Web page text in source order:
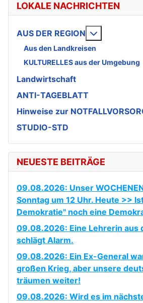
LOKALE NACHRICHTEN
AUS DER REGION
Aus den Landkreisen
KULTURELLES aus der Umgebung
Landwirtschaft
ANTI-TAGEBLATT
Hinweise zur
STUDIO-STD
NEUESTE BEITRÄGE
09.08.2026: Unser
Sonntag um 12 Uhr. Heute >>
Demokratie" noch eine
09.08.2026: Eine Lehrerin aus
schlägt Alarm.
09.08.2026: Ein Ex-General
großen Krieg, aber unsere
träumen weiter!
09.08.2026: Wird es im